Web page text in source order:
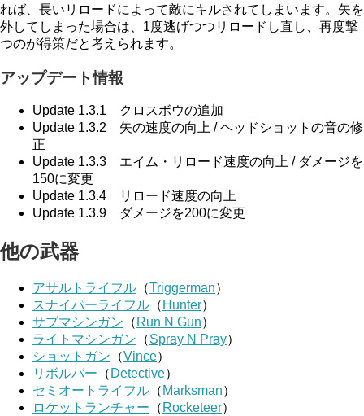
れば、長いリロードによって敵にキルされてしまいます。矢を
外してしまった場合は、1度逃げつつリロードし直し、再度撃
つのが得策だと考えられます。
アップデート情報
Update 1.3.1 クロスボウの追加
Update 1.3.2 矢の速度の向上 / ヘッドショットの音の修
正
Update 1.3.3 エイム・リロード速度の向上 / ダメージを
150に変更
Update 1.3.4 リロード速度の向上
Update 1.3.9 ダメージを200に変更
他の武器
アサルトライフル （Triggerman）
スナイパーライフル （ Hunter）
サブマシンガン （ Run N Gun）
ライトマシンガン （Spray N Pray）
ショットガン （Vince）
リボルバー （ Detective）
セミオートライフル （ Marksman）
ロケットランチャー （ Rocketeer）